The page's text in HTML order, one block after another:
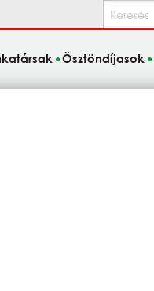
Keresés
Ösztöndíjasok